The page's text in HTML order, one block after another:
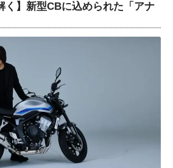
く】新型CBに込められた「アナ